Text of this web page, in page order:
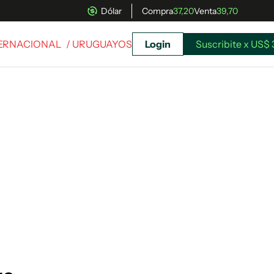
Dólar Compra37,20Venta39,70
/ URUGUAYOS Login Suscribite x US$